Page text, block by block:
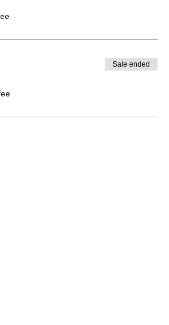
Sale ended